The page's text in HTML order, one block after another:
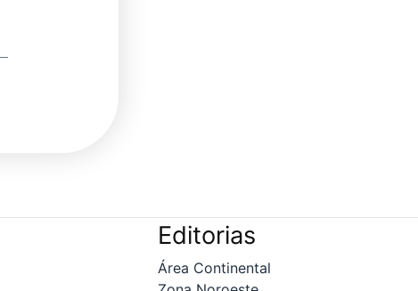
Editorias
Área Continental